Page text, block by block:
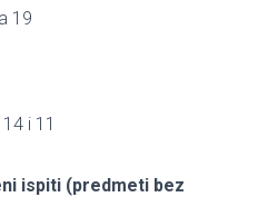
19
i 11
ispiti (predmeti bez